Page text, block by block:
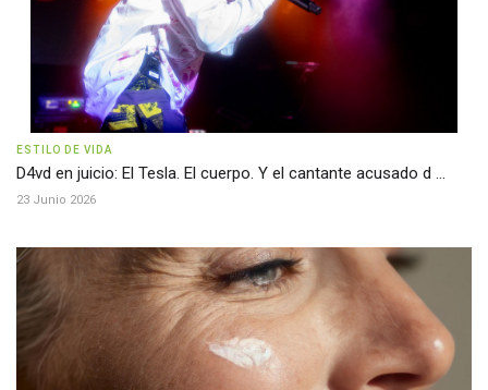
ESTILO DE VIDA
D4vd en juicio: El Tesla. El cuerpo. Y el cantante acusado d ...
23 Junio 2026